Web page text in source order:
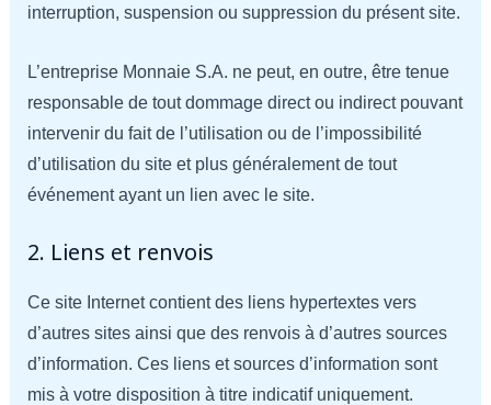
interruption, suspension ou suppression du présent site.
L’entreprise Monnaie S.A. ne peut, en outre, être tenue
responsable de tout dommage direct ou indirect pouvant
intervenir du fait de l’utilisation ou de l’impossibilité
d’utilisation du site et plus généralement de tout
événement ayant un lien avec le site.
2. Liens et renvois
Ce site Internet contient des liens hypertextes vers
d’autres sites ainsi que des renvois à d’autres sources
d’information. Ces liens et sources d’information sont
mis à votre disposition à titre indicatif uniquement.